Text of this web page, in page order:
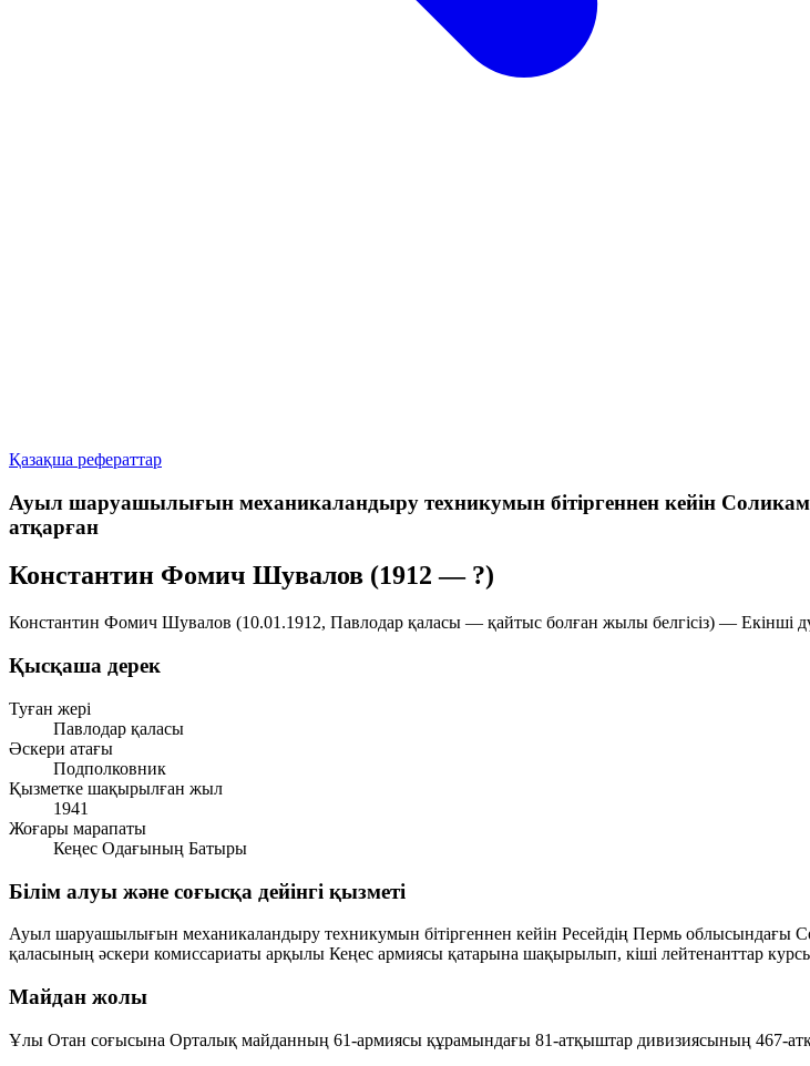
Қазақша рефераттар
Ауыл шаруашылығын механикаландыру техникумын бітіргеннен кейін
атқарған
Константин Фомич Шувалов (1912 — ?)
Константин Фомич Шувалов (10.01.1912, Павлодар қаласы — қайтыс болған жылы белгісіз) — Екінші
Қысқаша дерек
Туған жері
Павлодар қаласы
Әскери атағы
Подполковник
Қызметке шақырылған жыл
1941
Жоғары марапаты
Кеңес Одағының Батыры
Білім алуы және соғысқа дейінгі қызметі
Ауыл шаруашылығын механикаландыру техникумын бітіргеннен кейін Ресейдің Пермь облысындағы
қаласының әскери комиссариаты арқылы Кеңес армиясы қатарына шақырылып, кіші лейтенанттар
Майдан жолы
Ұлы Отан соғысына Орталық майданның 61-армиясы құрамындағы 81-атқыштар дивизиясының 467-